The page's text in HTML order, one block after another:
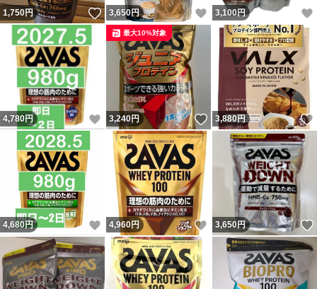
1,750円 いいね！
3,650円 いいね！
3,100円
4,780円 いいね！
3,240円 いいね！
最大10%対象
3,880円
4,680円 いいね！
4,960円 いいね！
3,650円